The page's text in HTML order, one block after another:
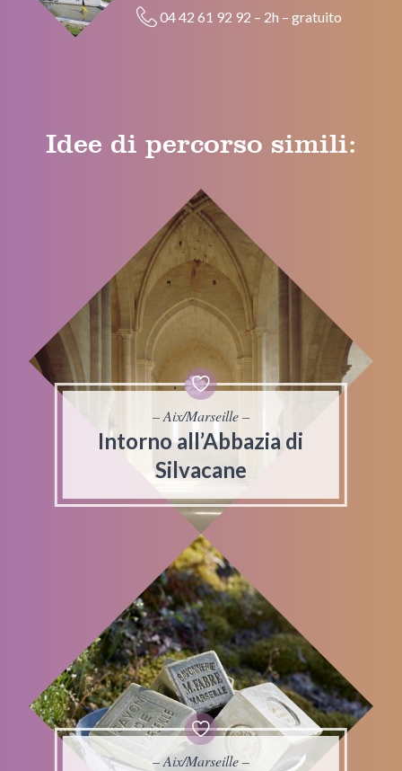
04 42 61 92 92 – 2h – gratuito
Idee di percorso simili:
– Aix/Marseille –
Intorno all’Abbazia di
Silvacane
– Aix/Marseille –